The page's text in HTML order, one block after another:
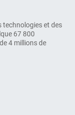
technologies et des
67 800
4 millions de